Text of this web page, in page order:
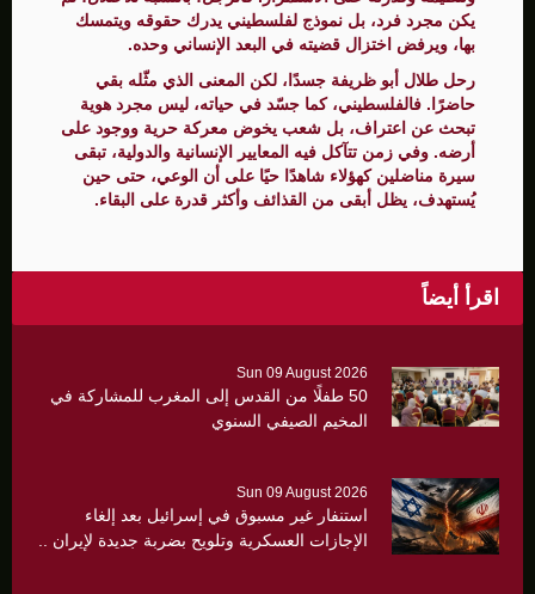
يكن مجرد فرد، بل نموذج لفلسطيني يدرك حقوقه ويتمسك
بها، ويرفض اختزال قضيته في البعد الإنساني وحده.
رحل طلال أبو ظريفة جسدًا، لكن المعنى الذي مثّله بقي
حاضرًا. فالفلسطيني، كما جسّد في حياته، ليس مجرد هوية
تبحث عن اعتراف، بل شعب يخوض معركة حرية ووجود على
أرضه. وفي زمن تتآكل فيه المعايير الإنسانية والدولية، تبقى
سيرة مناضلين كهؤلاء شاهدًا حيًا على أن الوعي، حتى حين
يُستهدف، يظل أبقى من القذائف وأكثر قدرة على البقاء.
اقرأ أيضاً
Sun 09 August 2026
50 طفلًا من القدس إلى المغرب للمشاركة في
المخيم الصيفي السنوي
Sun 09 August 2026
استنفار غير مسبوق في إسرائيل بعد إلغاء
الإجازات العسكرية وتلويح بضربة جديدة لإيران ..